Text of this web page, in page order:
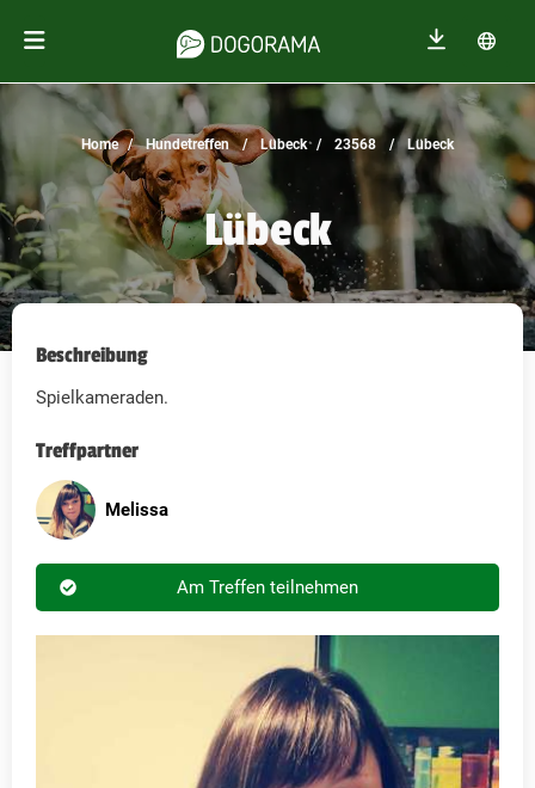
Home Hundetreffen Lübeck 23568 Lübeck
Lübeck
Beschreibung
Spielkameraden.
Treffpartner
Melissa
Am Treffen teilnehmen